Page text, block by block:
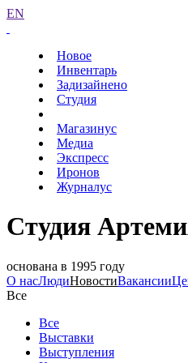
EN
Новое
Инвентарь
Задизайнено
Студия
Магазинус
Медиа
Экспресс
Иронов
Журналус
Студия
основана в 1995 году
О насЛюдиНовостиВакансии
Все
Все
Выставки
Выступления